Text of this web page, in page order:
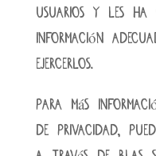
USUARIOS y les
información
ejercerlos.
Para más
de privacidad,